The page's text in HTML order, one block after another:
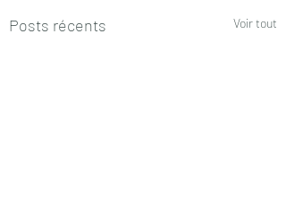
Posts récents Voir tout